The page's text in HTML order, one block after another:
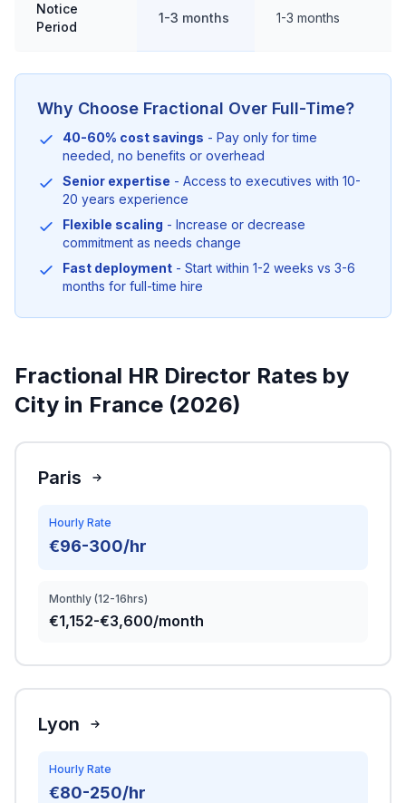
Notice
Period
1-3 months 1-3 months
Why Choose Fractional Over Full-Time?
40-60% cost savings - Pay only for time
needed, no benefits or overhead
Senior expertise - Access to executives with 10-
20 years experience
Flexible scaling - Increase or decrease
commitment as needs change
Fast deployment - Start within 1-2 weeks vs 3-6
months for full-time hire
Fractional HR Director Rates by
City in France (2026)
Paris
Hourly Rate
€96-300/hr
Monthly (12-16hrs)
€1,152-€3,600/month
Lyon
Hourly Rate
€80-250/hr